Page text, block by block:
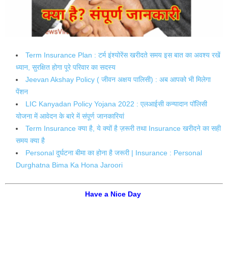
Term Insurance Plan : टर्म इंश्योरेंस खरीदते समय इस बात का अवश्य रखें
ध्यान, सुरक्षित होगा पूरे परिवार का सदस्य
Jeevan Akshay Policy ( जीवन अक्षय पालिसी) : अब आपको भी मिलेगा
पेंशन
LIC Kanyadan Policy Yojana 2022 : एलआईसी कन्यादान पॉलिसी
योजना में आवेदन के बारे में संपूर्ण जानकारियां
Term Insurance क्या है, ये क्यों है ज़रूरी तथा Insurance खरीदने का सही
समय क्या है
Personal दुर्घटना बीमा का होना है जरूरी | Insurance : Personal
Durghatna Bima Ka Hona Jaroori
Have a Nice Day